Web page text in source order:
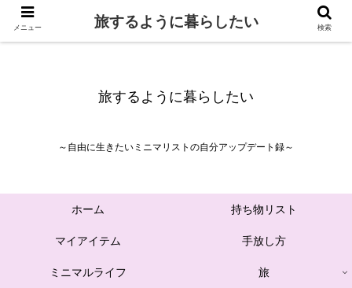
旅するように暮らしたい
～自由に生きたいミニマリストの自分アップデート録～
ホーム 持ち物リスト
マイアイテム 手放し方
ミニマルライフ 旅
メニュー 旅するように暮らしたい 検索